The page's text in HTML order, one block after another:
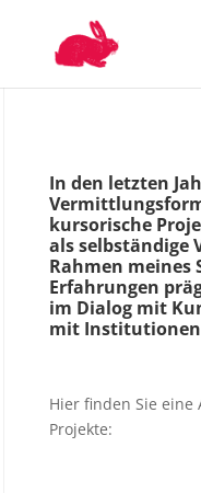
In den letzten
kursorische
als selbständige
Rahmen meines
Erfahrungen
im Dialog mit
mit
Hier finden Sie
Projekte: